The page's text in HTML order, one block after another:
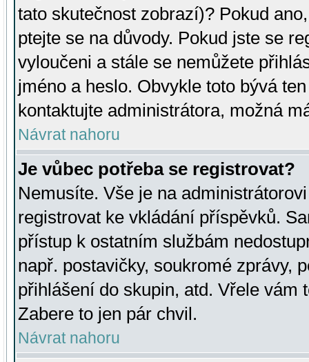
tato skutečnost zobrazí)? Pokud
ptejte se na důvody. Pokud jste se
vyloučeni a stále se nemůžete
jméno a heslo. Obvykle toto bývá
kontaktujte administrátora, možná
Návrat nahoru
Je vůbec potřeba se registrovat?
Nemusíte. Vše je na
registrovat ke vkládání příspěvků.
přístup k ostatním službám
např. postavičky, soukromé zprávy,
přihlášení do skupin, atd. Vřele vám
Zabere to jen pár chvil.
Návrat nahoru